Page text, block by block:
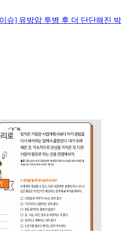
슈] 유방암 투병 후 더 단단해진 박